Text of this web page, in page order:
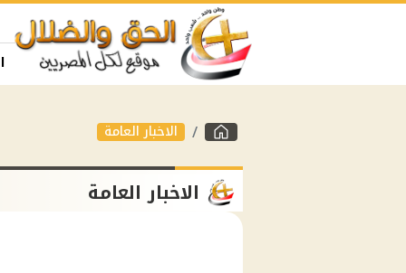
الاخبار العامة
الاخبار العامة